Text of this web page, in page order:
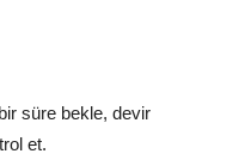
süre bekle, devir
et.